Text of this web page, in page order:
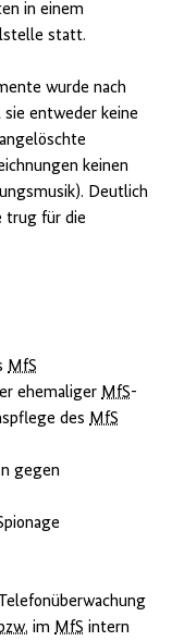
in einem
statt.
wurde nach
entweder keine
keinen
Deutlich
trug für die
MfS
ehemaliger MfS-
des MfS
gegen
im MfS intern